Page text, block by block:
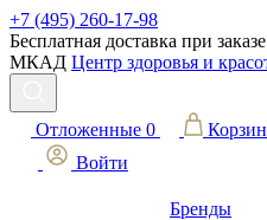
+7 (495) 260-17-98
Бесплатная доставка при
МКАД Центр здоровья и
Отложенные 0
Войти
Бренды